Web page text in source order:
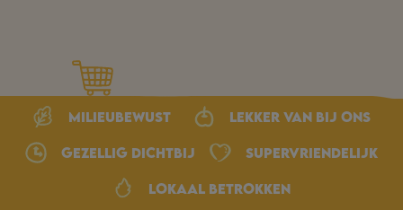
Milieubewust Lekker van bij ons
Gezellig dichtbij Supervriendelijk
Lokaal betrokken